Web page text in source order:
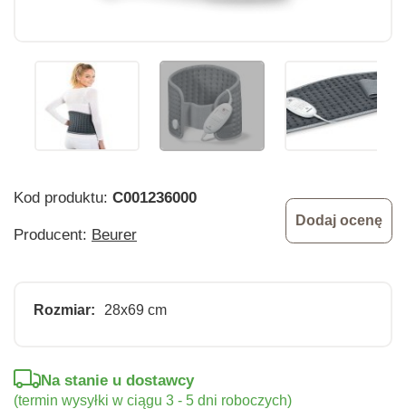
Kod produktu: C001236000
Producent: Beurer
Dodaj ocenę
Rozmiar: 28x69 cm
Na stanie u dostawcy
(termin wysyłki w ciągu 3 - 5 dni roboczych)